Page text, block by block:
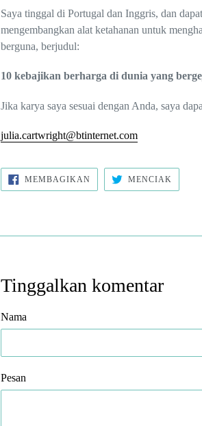
Saya tinggal di Portugal dan Inggris, dan
mengembangkan alat ketahanan untuk
berguna, berjudul:
10 kebajikan berharga di dunia yang
Jika karya saya sesuai dengan Anda, saya
julia.cartwright@btinternet.com
MEMBAGIKANBAGIKAN
FACEBOOK
MENCIAK
Tinggalkan komentar
Nama
Pesan